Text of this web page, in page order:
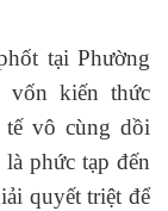
tại Phường
vốn kiến thức
vô cùng dồi
phức tạp đến
quyết triệt để